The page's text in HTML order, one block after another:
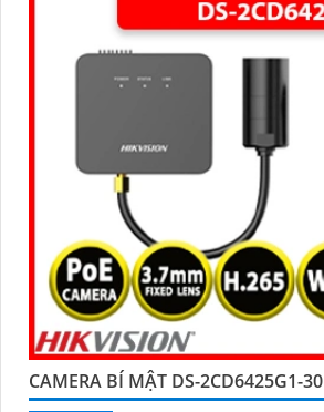
CAMERA BÍ MẬT DS-2CD6425G1-30